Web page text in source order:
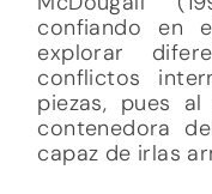
confiando en
explorar
conflictos
piezas, pues
contenedora
capaz de irlas